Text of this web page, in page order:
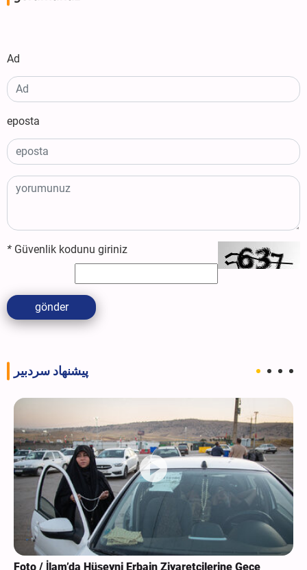
Ad
eposta
* Güvenlik kodunu giriniz
gönder
پیشنهاد سردبیر
Foto / İlam’da Hüseyni Erbain Ziyaretçilerine Gece